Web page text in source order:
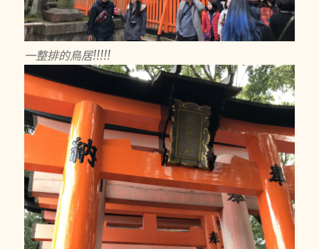
一整排的鳥居!!!!!